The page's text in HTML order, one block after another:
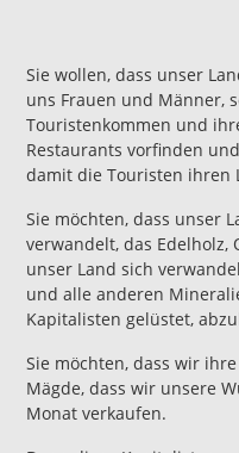
Sie wollen, dass unser
uns Frauen und Männer,
Touristenkommen und
Restaurants vorfinden
damit die Touristen ihren
Sie möchten, dass unser
verwandelt, das Edelholz,
unser Land sich
und alle anderen
Kapitalisten gelüstet,
Sie möchten, dass wir
Mägde, dass wir unsere
Monat verkaufen.